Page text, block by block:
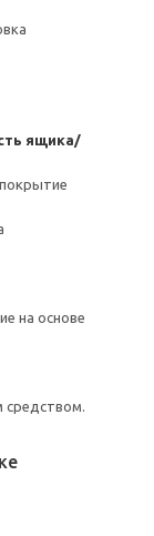
ящика/
на основе